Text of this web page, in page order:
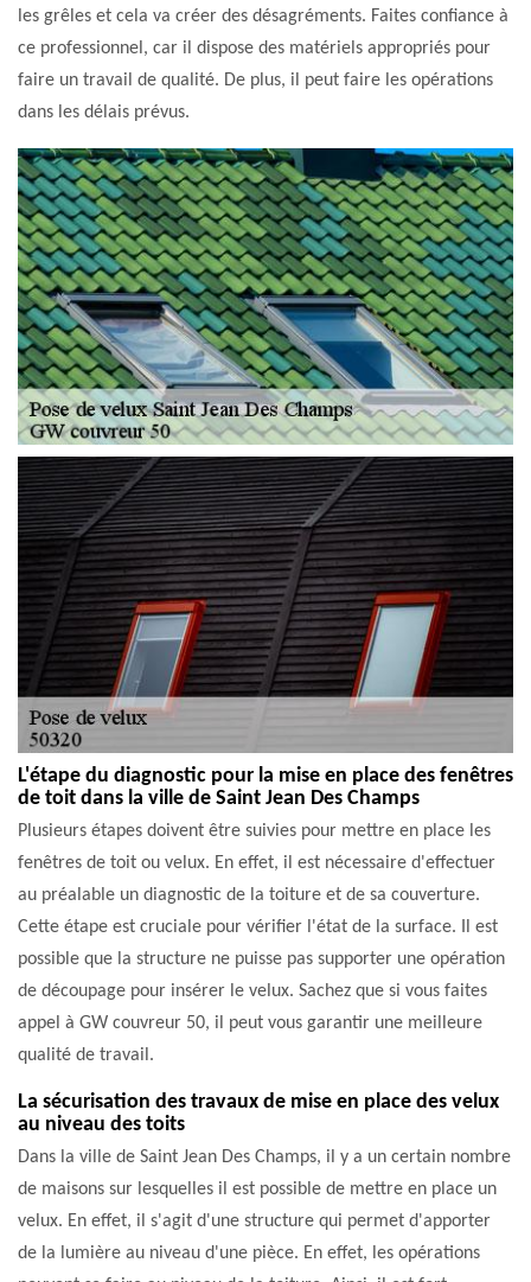
les grêles et cela va créer des désagréments. Faites confiance à
ce professionnel, car il dispose des matériels appropriés pour
faire un travail de qualité. De plus, il peut faire les opérations
dans les délais prévus.
L'étape du diagnostic pour la mise en place des fenêtres
de toit dans la ville de Saint Jean Des Champs
Plusieurs étapes doivent être suivies pour mettre en place les
fenêtres de toit ou velux. En effet, il est nécessaire d'effectuer
au préalable un diagnostic de la toiture et de sa couverture.
Cette étape est cruciale pour vérifier l'état de la surface. Il est
possible que la structure ne puisse pas supporter une opération
de découpage pour insérer le velux. Sachez que si vous faites
appel à GW couvreur 50, il peut vous garantir une meilleure
qualité de travail.
La sécurisation des travaux de mise en place des velux
au niveau des toits
Dans la ville de Saint Jean Des Champs, il y a un certain nombre
de maisons sur lesquelles il est possible de mettre en place un
velux. En effet, il s'agit d'une structure qui permet d'apporter
de la lumière au niveau d'une pièce. En effet, les opérations